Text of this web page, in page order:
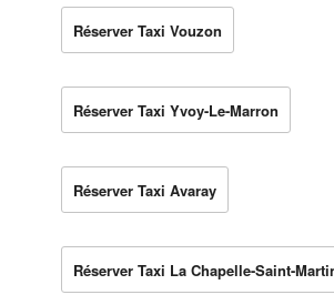
Réserver Taxi Vouzon
Réserver Taxi Yvoy-Le-Marron
Réserver Taxi Avaray
Réserver Taxi La Chapelle-Saint-